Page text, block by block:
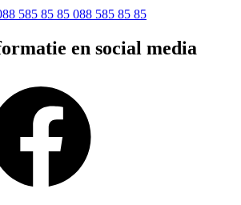
585 85 85 088 585 85 85
en social media